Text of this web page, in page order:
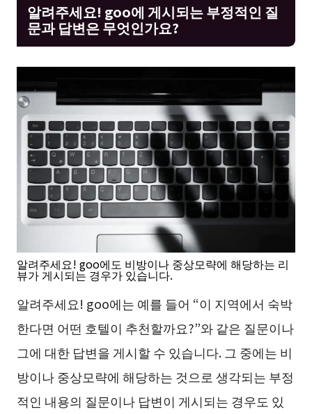
알려주세요! goo에 게시되는 부정적인 질
문과 답변은 무엇인가요?
알려주세요! goo에도 비방이나 중상모략에 해당하는 리
뷰가 게시되는 경우가 있습니다.
알려주세요! goo에는 예를 들어 “이 지역에서 숙박
한다면 어떤 호텔이 추천할까요?”와 같은 질문이나
그에 대한 답변을 게시할 수 있습니다. 그 중에는 비
방이나 중상모략에 해당하는 것으로 생각되는 부정
적인 내용의 질문이나 답변이 게시되는 경우도 있